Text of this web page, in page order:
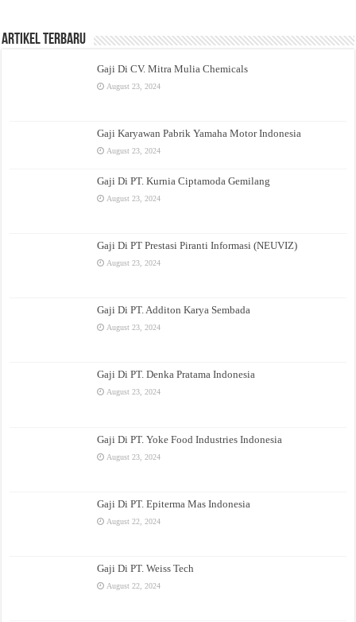
Artikel Terbaru
Gaji Di CV. Mitra Mulia Chemicals
August 23, 2024
Gaji Karyawan Pabrik Yamaha Motor Indonesia
August 23, 2024
Gaji Di PT. Kurnia Ciptamoda Gemilang
August 23, 2024
Gaji Di PT Prestasi Piranti Informasi (NEUVIZ)
August 23, 2024
Gaji Di PT. Additon Karya Sembada
August 23, 2024
Gaji Di PT. Denka Pratama Indonesia
August 23, 2024
Gaji Di PT. Yoke Food Industries Indonesia
August 23, 2024
Gaji Di PT. Epiterma Mas Indonesia
August 22, 2024
Gaji Di PT. Weiss Tech
August 22, 2024